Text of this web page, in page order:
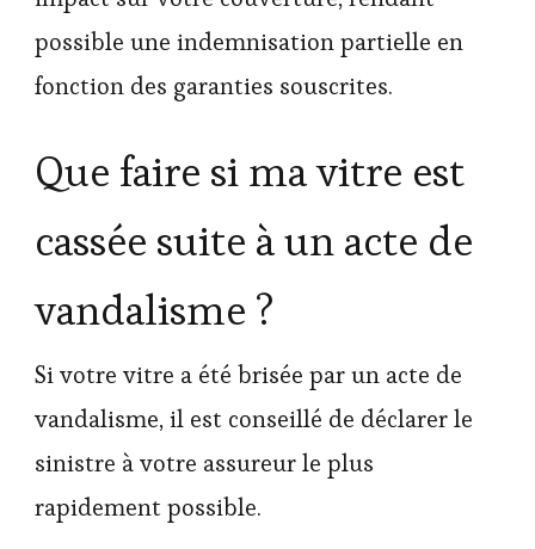
possible une indemnisation partielle en
fonction des garanties souscrites.
Que faire si ma vitre est
cassée suite à un acte de
vandalisme ?
Si votre vitre a été brisée par un acte de
vandalisme, il est conseillé de déclarer le
sinistre à votre assureur le plus
rapidement possible.